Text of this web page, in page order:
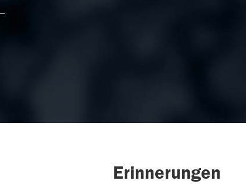
Erinnerungen